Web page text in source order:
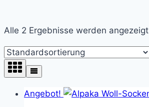
Alle 2 Ergebnisse werden angezeigt
Angebot!